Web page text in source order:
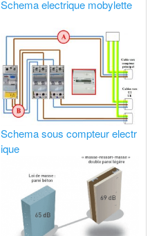
Schema electrique mobylette
Schema sous compteur electr
ique